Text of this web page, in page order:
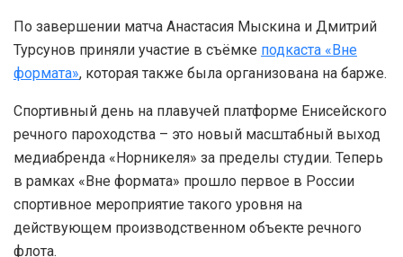
По завершении матча Анастасия Мыскина и Дмитрий
Турсунов приняли участие в съёмке подкаста «Вне
формата», которая также была организована на барже.
Спортивный день на плавучей платформе Енисейского
речного пароходства – это новый масштабный выход
медиабренда «Норникеля» за пределы студии. Теперь
в рамках «Вне формата» прошло первое в России
спортивное мероприятие такого уровня на
действующем производственном объекте речного
флота.